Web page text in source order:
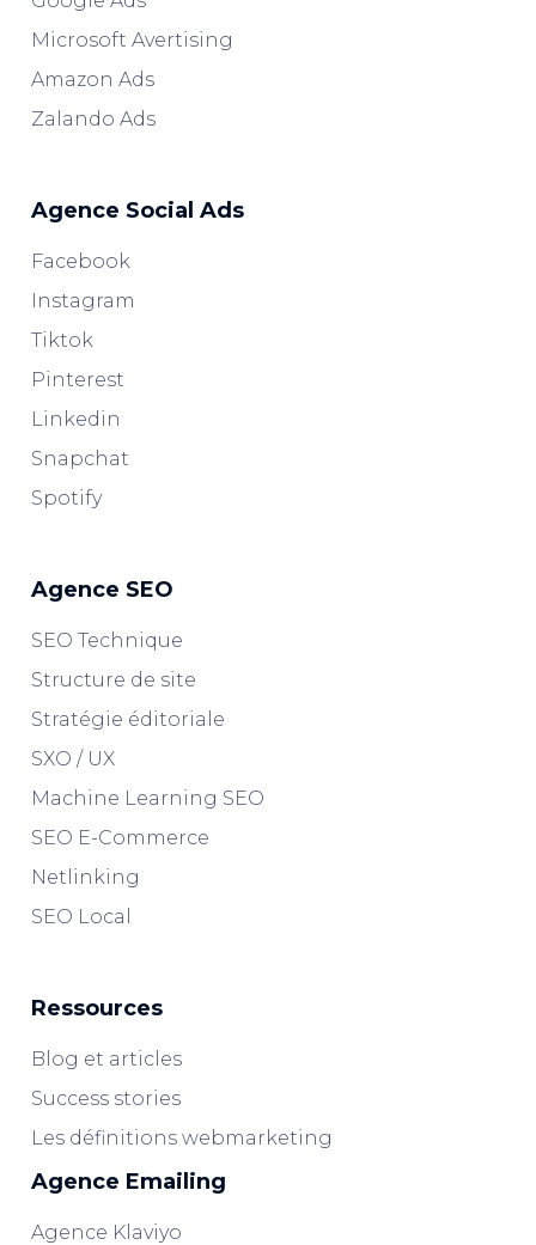
Microsoft Avertising
Amazon Ads
Zalando Ads
Agence Social Ads
Facebook
Instagram
Tiktok
Pinterest
Linkedin
Snapchat
Spotify
Agence SEO
SEO Technique
Structure de site
Stratégie éditoriale
SXO / UX
Machine Learning SEO
SEO E-Commerce
Netlinking
SEO Local
Ressources
Blog et articles
Success stories
Les définitions webmarketing
Agence Emailing
Agence Klaviyo